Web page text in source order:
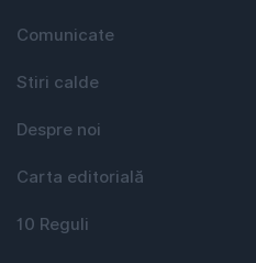
Comunicate
Stiri calde
Despre noi
Carta editorială
10 Reguli